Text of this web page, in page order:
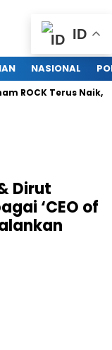
NASIONAL
Terus Naik,
Dirut
‘CEO of
ID